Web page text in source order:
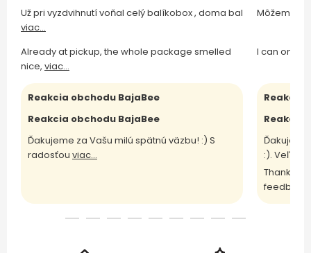
Už pri vyzdvihnutí voňal celý balíkobox , doma bal
viac...
Already at pickup, the whole package smelled
nice, viac...
Reakcia obchodu BajaBee
Reakcia obchodu BajaBee
Ďakujeme za Vašu milú spätnú väzbu! :) S
radosťou viac...
Môžem len
I can only
Reakcia
Reakcia
:). Veľm
Thank
feedback